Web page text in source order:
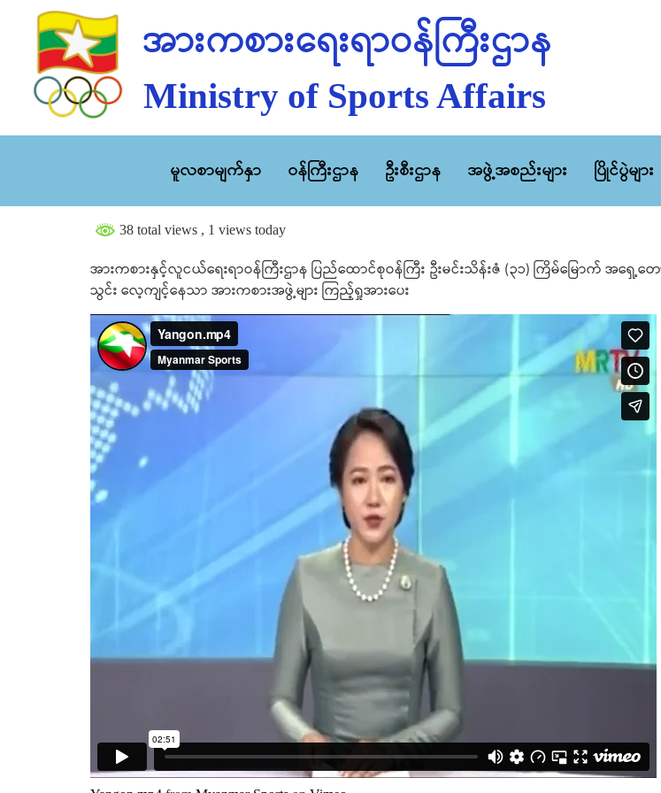
အားကစားရေးရာဝန်ကြီးဌာန
Ministry of Sports Affairs
မူလစာမျက်နှာ ဝန်ကြီးဌာန ဦးစီးဌာန အဖွဲ့အစည်းများ ပြိုင်ပွဲများ
38 total views , 1 views today
အားကစားနှင့်လူငယ်ရေးရာဝန်ကြီးဌာန ပြည်ထောင်စုဝန်ကြီး ဦးမင်းသိန်းဇံ (၃၁) ကြိမ်မြောက် အ
သွင်း လေ့ကျင့်နေသာ အားကစားအဖွဲ့များ ကြည့်ရှုအားပေး